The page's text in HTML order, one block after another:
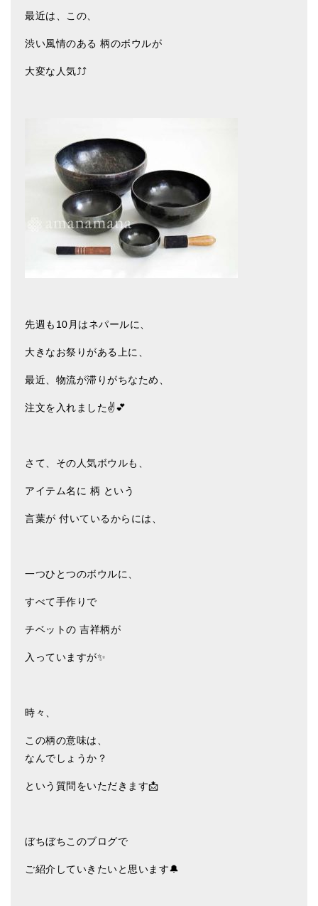
ビギナー講師・養成講座
アマナマナとは
メールお便り登録
LINEお友だち登録
最近は、この、
渋い風情のある 柄のボウルが
大変な人気⤴️⤴️
先週も10月はネパールに、
大きなお祭りがある上に、
最近、物流が滞りがちなため、
注文を入れました✌️💕
さて、その人気ボウルも、
アイテム名に 柄 という
言葉が 付いているからには、
一つひとつのボウルに、
すべて手作りで
チベットの 吉祥柄が
入っていますが✨
時々、
この柄の意味は、
なんでしょうか？
という質問をいただきます📩
ぼちぼちこのブログで
ご紹介していきたいと思います🔔